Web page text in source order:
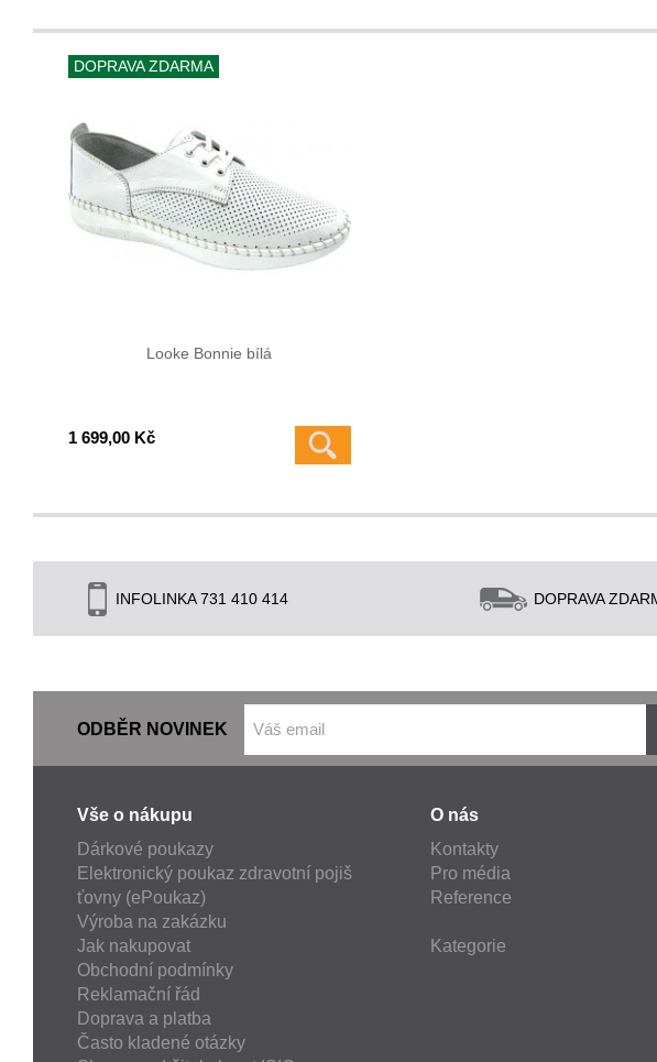
DOPRAVA ZDARMA
Looke Bonnie bílá
1 699,00 Kč
INFOLINKA 731 410 414 DOPRAVA
ODBĚR NOVINEK
Vše o nákupu
Dárkové poukazy
Elektronický poukaz zdravotní pojiš
ťovny (ePoukaz)
Výroba na zakázku
Jak nakupovat
Obchodní podmínky
Reklamační řád
Doprava a platba
Často kladené otázky
O nás
Kontakty
Pro média
Reference
Kategorie